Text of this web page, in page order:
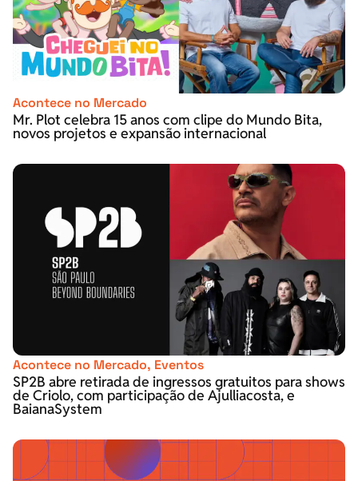
Acontece no Mercado
Mr. Plot celebra 15 anos com clipe do Mundo Bita,
novos projetos e expansão internacional
Acontece no Mercado, Eventos
SP2B abre retirada de ingressos gratuitos para shows
de Criolo, com participação de Ajulliacosta, e
BaianaSystem